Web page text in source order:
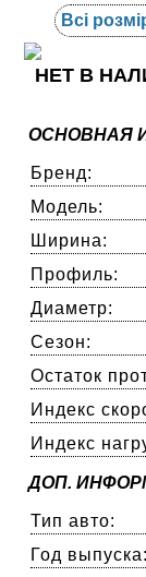
Всі
НЕТ В
ОСНОВНАЯ
Бренд:
Модель:
Ширина:
Профиль:
Диаметр:
Сезон:
Остаток
Индекс
Индекс
ДОП.
Тип авто:
Год выпуска: